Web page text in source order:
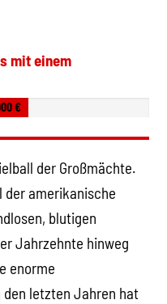
mit einem
€
der Großmächte.
der amerikanische
blutigen
Jahrzehnte hinweg
enorme
den letzten Jahren hat